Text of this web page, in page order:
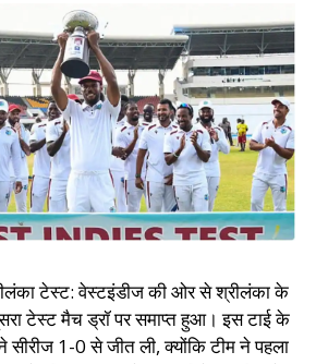
टेस्ट: वेस्टइंडीज की ओर से श्रीलंका के
टेस्ट मैच ड्रॉ पर समाप्त हुआ। इस टाई के
सीरीज 1-0 से जीत ली, क्योंकि टीम ने पहला